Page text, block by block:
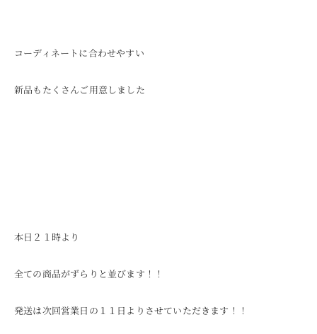
コーディネートに合わせやすい
新品もたくさんご用意しました
本日２１時より
全ての商品がずらりと並びます！！
発送は次回営業日の１１日よりさせていただきます！！